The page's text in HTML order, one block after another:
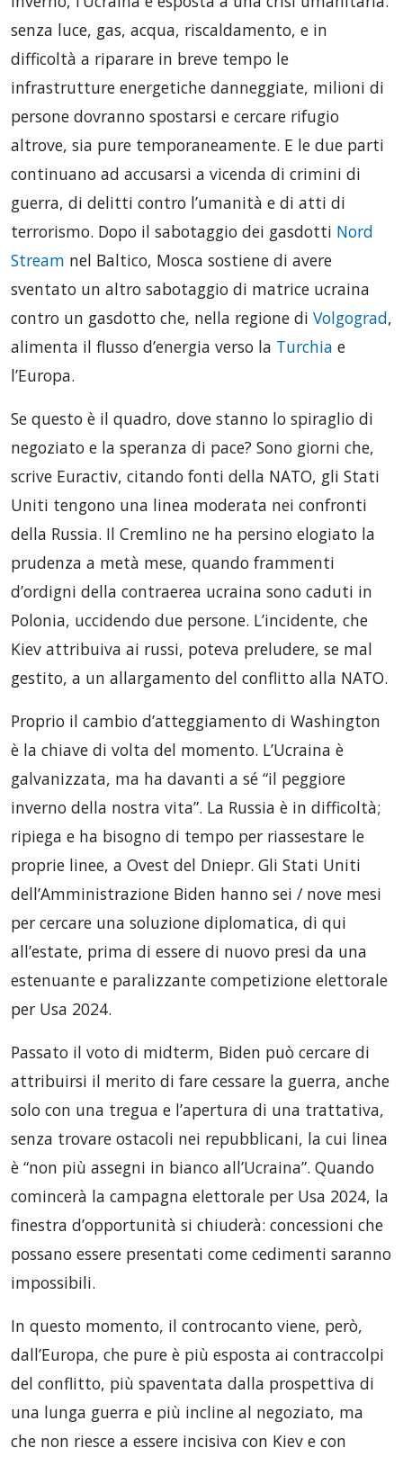
senza luce, gas, acqua, riscaldamento, e in
difficoltà a riparare in breve tempo le
infrastrutture energetiche danneggiate, milioni di
persone dovranno spostarsi e cercare rifugio
altrove, sia pure temporaneamente. E le due parti
continuano ad accusarsi a vicenda di crimini di
guerra, di delitti contro l’umanità e di atti di
terrorismo. Dopo il sabotaggio dei gasdotti Nord
Stream nel Baltico, Mosca sostiene di avere
sventato un altro sabotaggio di matrice ucraina
contro un gasdotto che, nella regione di Volgograd,
alimenta il flusso d’energia verso la Turchia e
l’Europa.
Se questo è il quadro, dove stanno lo spiraglio di
negoziato e la speranza di pace? Sono giorni che,
scrive Euractiv, citando fonti della NATO, gli Stati
Uniti tengono una linea moderata nei confronti
della Russia. Il Cremlino ne ha persino elogiato la
prudenza a metà mese, quando frammenti
d’ordigni della contraerea ucraina sono caduti in
Polonia, uccidendo due persone. L’incidente, che
Kiev attribuiva ai russi, poteva preludere, se mal
gestito, a un allargamento del conflitto alla NATO.
Proprio il cambio d’atteggiamento di Washington
è la chiave di volta del momento. L’Ucraina è
galvanizzata, ma ha davanti a sé “il peggiore
inverno della nostra vita”. La Russia è in difficoltà;
ripiega e ha bisogno di tempo per riassestare le
proprie linee, a Ovest del Dniepr. Gli Stati Uniti
dell’Amministrazione Biden hanno sei / nove mesi
per cercare una soluzione diplomatica, di qui
all’estate, prima di essere di nuovo presi da una
estenuante e paralizzante competizione elettorale
per Usa 2024.
Passato il voto di midterm, Biden può cercare di
attribuirsi il merito di fare cessare la guerra, anche
solo con una tregua e l’apertura di una trattativa,
senza trovare ostacoli nei repubblicani, la cui linea
è “non più assegni in bianco all’Ucraina”. Quando
comincerà la campagna elettorale per Usa 2024, la
finestra d’opportunità si chiuderà: concessioni che
possano essere presentati come cedimenti saranno
impossibili.
In questo momento, il controcanto viene, però,
dall’Europa, che pure è più esposta ai contraccolpi
del conflitto, più spaventata dalla prospettiva di
una lunga guerra e più incline al negoziato, ma
che non riesce a essere incisiva con Kiev e con